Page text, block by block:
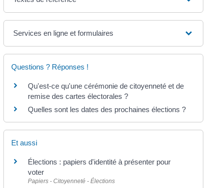
Services en ligne et formulaires
Questions ? Réponses !
Qu'est-ce qu'une cérémonie de citoyenneté et de
remise des cartes électorales ?
Quelles sont les dates des prochaines élections ?
Et aussi
Élections : papiers d'identité à présenter pour
voter
Papiers - Citoyenneté - Élections